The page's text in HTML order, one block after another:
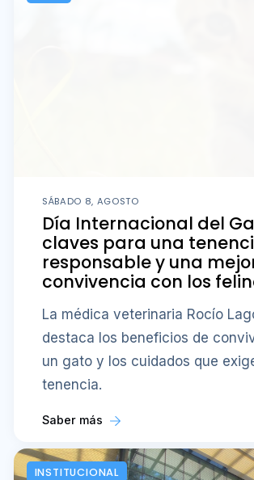
SÁBADO 8, AGOSTO
Día Internacional del
claves para una
responsable y una
convivencia con los
La médica veterinaria Rocío
destaca los beneficios de
un gato y los cuidados que
tenencia.
Saber más
INSTITUCIONAL